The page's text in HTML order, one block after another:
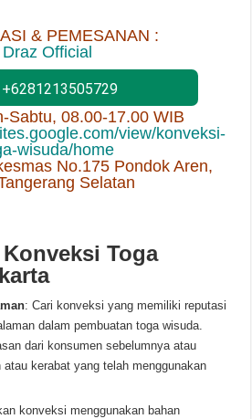
& PEMESANAN :
Draz Official
+6281213505729
Sabtu, 08.00-17.00 WIB
view/konveksi-
wisuda/home
No.175 Pondok Aren,
Selatan
Toga
: Cari konveksi yang memiliki reputasi
dalam pembuatan toga wisuda.
dari konsumen sebelumnya atau
atau kerabat yang telah menggunakan
konveksi menggunakan bahan